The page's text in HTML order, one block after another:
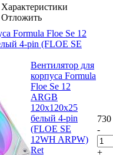
Характеристики
Отложить
Formula Floe Se 12
4-pin (FLOE SE
Вентилятор для
корпуса Formula
Floe Se 12
ARGB
120х120x25
белый 4-pin
(FLOE SE
12WH ARPW)
Ret
730
-
+